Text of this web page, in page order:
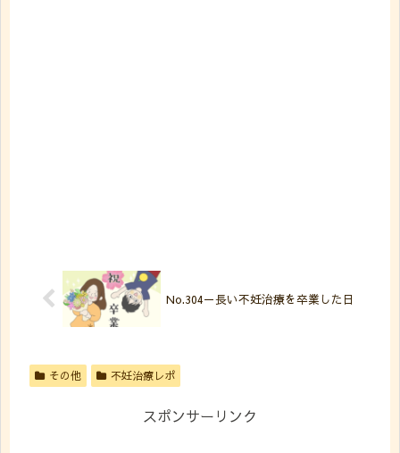
No.304－長い不妊治療を卒業した日
その他 不妊治療レポ
スポンサーリンク